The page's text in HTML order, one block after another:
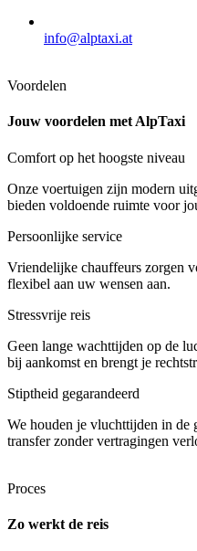
info@alptaxi.at
Voordelen
Jouw voordelen met AlpTaxi
Comfort op het hoogste niveau
Onze voertuigen zijn modern
bieden voldoende ruimte voor
Persoonlijke service
Vriendelijke chauffeurs zorgen
flexibel aan uw wensen aan.
Stressvrije reis
Geen lange wachttijden op de
bij aankomst en brengt je
Stiptheid gegarandeerd
We houden je vluchttijden in de
transfer zonder vertragingen
Proces
Zo werkt de reis